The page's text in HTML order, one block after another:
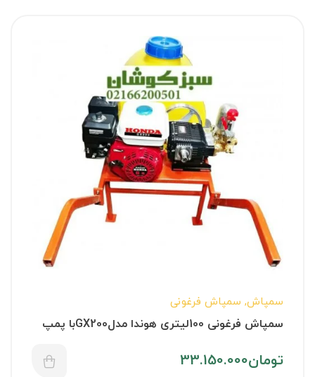
سمپاش, سمپاش فرغونی
سمپاش فرغونی 100لیتری هوندا مدلGX200با پمپ
تومان33.150.000